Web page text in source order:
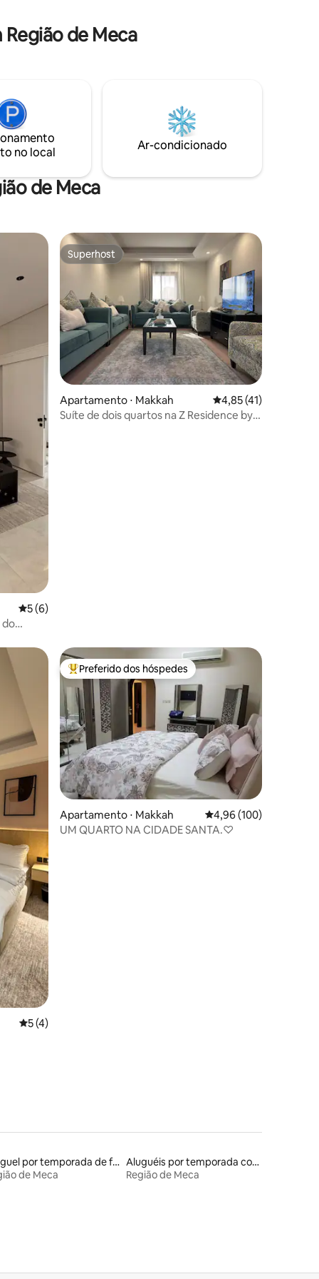
um
muitos serviços e restaurantes distintos
nas proximidades.
de Meca
no local
Ar-condicionado
de Meca
5 de uma avaliação média de 5, 6 avaliações
5 (6)
do
Superhost
Superhost
Apartamento ⋅ Makkah 4,85 de uma
4,85 (41)
Suíte de dois quartos na Z Residence by
5 de uma avaliação média de 5, 4 avaliações
5 (4)
Entre os melhores preferidos dos hóspedes
Preferido dos hóspedes
Apartamento ⋅ Makkah 4,96 de uma avaliação
4,96 (100)
UM QUARTO NA CIDADE SANTA.♡
Aluguel por temporada de flats
de Meca
Aluguéis por temporada com sauna
Região de Meca